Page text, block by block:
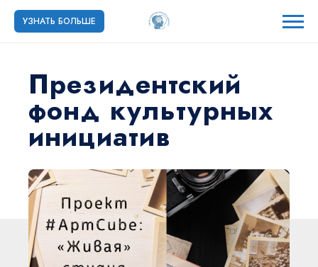
УЗНАТЬ БОЛЬШЕ
Президентский
фонд культурных
инициатив